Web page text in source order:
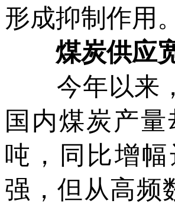
形成抑制作用。
煤炭供应
今年以来，
国内煤炭产
吨，同比增
强，但从高频